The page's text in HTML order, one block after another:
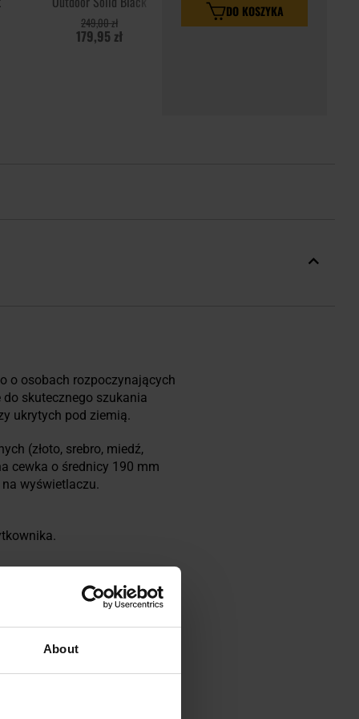
About
179,95 zł
249,00 zł
DO KOSZYKA
o osobach rozpoczynających
skutecznego szukania
ukrytych pod ziemią.
(złoto, srebro, miedź,
cewka o średnicy 190 mm
wyświetlaczu.